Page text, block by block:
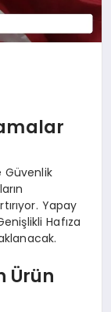
Güvenlik
Yapay
Hafıza
Ürün